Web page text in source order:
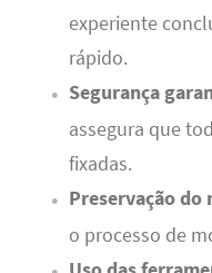
experiente
rápido.
Segurança
assegura que
fixadas.
Preservação do
o processo de